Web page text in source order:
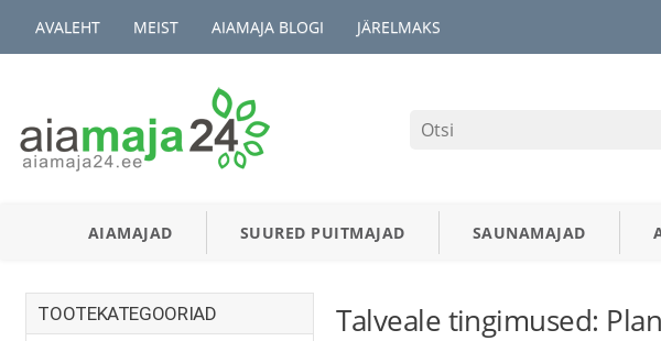
AVALEHT MEIST AIAMAJA BLOGI JÄRELMAKS
AIAMAJAD SUURED PUITMAJAD SAUNAMAJAD
Talveale tingimused:
TOOTEKATEGOORIAD